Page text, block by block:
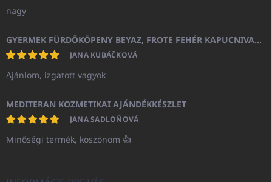
nagy
GYERMEK FÜRDŐKÖPENY BEYAZ, FROTE FEHÉR KAPUCNIVAL (400GR)
JANA KUBÁČKOVÁ
Ajánlom, izgatott vagyok
MEDITERAN KOZMETIKAI AJÁNDÉKKÉSZLET
JANA SADLOŇOVÁ
Minőségi termék, köszönöm 👍